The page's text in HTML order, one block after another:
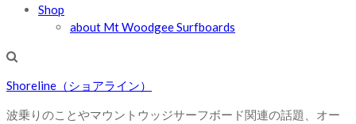
Shop
about Mt Woodgee Surfboards
Shoreline（ショアライン）
波乗りのことやマウントウッジサーフボード関連の話題、オー